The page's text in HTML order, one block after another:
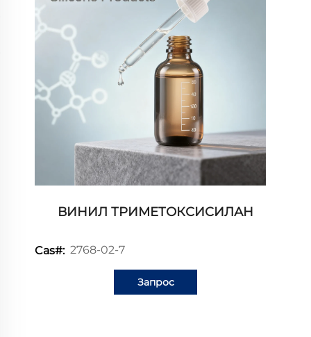
ВИНИЛ ТРИМЕТОКСИСИЛАН
Cas#: 2768-02-7
Запрос